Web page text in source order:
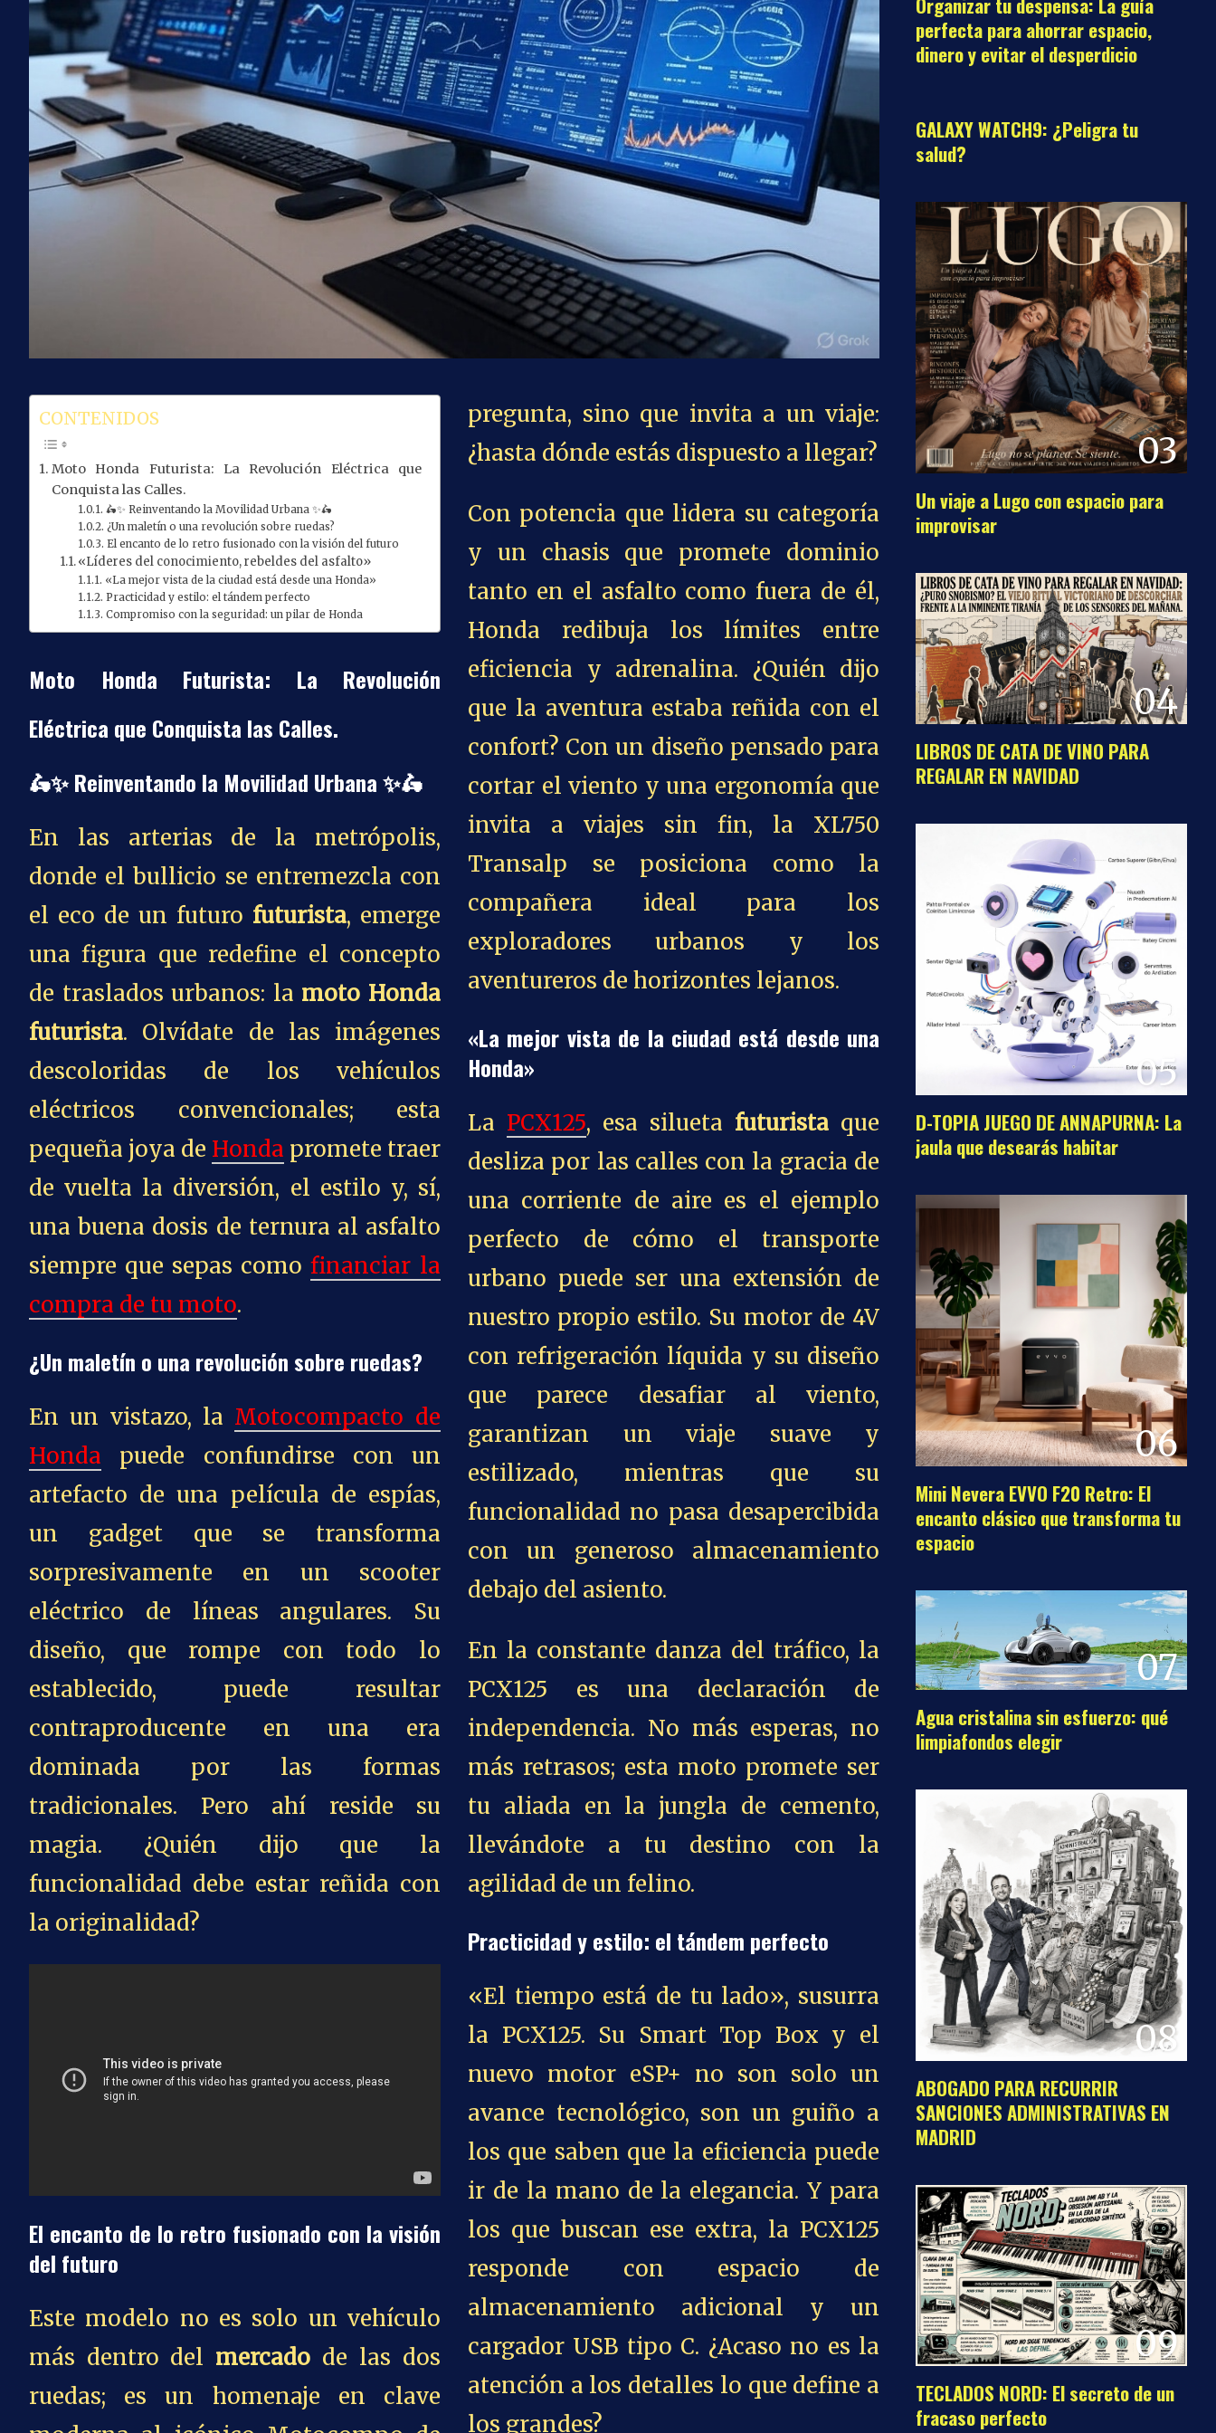
CONTENIDOS
Moto Honda Futurista: La Revolución Eléctrica que
Conquista las Calles.
🛵✨ Reinventando la Movilidad Urbana ✨🛵
¿Un maletín o una revolución sobre ruedas?
El encanto de lo retro fusionado con la visión del futuro
«Líderes del conocimiento, rebeldes del asfalto»
«La mejor vista de la ciudad está desde una Honda»
Practicidad y estilo: el tándem perfecto
Compromiso con la seguridad: un pilar de Honda
Moto Honda Futurista: La Revolución
Eléctrica que Conquista las Calles.
🛵✨Reinventando la Movilidad Urbana✨🛵
En las arterias de la metrópolis,
donde el bullicio se entremezcla con
el eco de un futuro futurista, emerge
una figura que redefine el concepto
de traslados urbanos: la moto Honda
futurista. Olvídate de las imágenes
descoloridas de los vehículos
eléctricos convencionales; esta
pequeña joya de Honda promete traer
de vuelta la diversión, el estilo y, sí,
una buena dosis de ternura al asfalto
siempre que sepas como financiar la
compra de tu moto.
¿Un maletín o una revolución sobre ruedas?
En un vistazo, la Motocompacto de
Honda puede confundirse con un
artefacto de una película de espías,
un gadget que se transforma
sorpresivamente en un scooter
eléctrico de líneas angulares. Su
diseño, que rompe con todo lo
establecido, puede resultar
contraproducente en una era
dominada por las formas
tradicionales. Pero ahí reside su
magia. ¿Quién dijo que la
funcionalidad debe estar reñida con
la originalidad?
El encanto de lo retro fusionado con la visión
del futuro
Este modelo no es solo un vehículo
más dentro del mercado de las dos
ruedas; es un homenaje en clave
pregunta, sino que invita a un viaje:
¿hasta dónde estás dispuesto a llegar?
Con potencia que lidera su categoría
y un chasis que promete dominio
tanto en el asfalto como fuera de él,
Honda redibuja los límites entre
eficiencia y adrenalina. ¿Quién dijo
que la aventura estaba reñida con el
confort? Con un diseño pensado para
cortar el viento y una ergonomía que
invita a viajes sin fin, la XL750
Transalp se posiciona como la
compañera ideal para los
exploradores urbanos y los
aventureros de horizontes lejanos.
«La mejor vista de la ciudad está desde una
Honda»
La PCX125, esa silueta futurista que
desliza por las calles con la gracia de
una corriente de aire es el ejemplo
perfecto de cómo el transporte
urbano puede ser una extensión de
nuestro propio estilo. Su motor de 4V
con refrigeración líquida y su diseño
que parece desafiar al viento,
garantizan un viaje suave y
estilizado, mientras que su
funcionalidad no pasa desapercibida
con un generoso almacenamiento
debajo del asiento.
En la constante danza del tráfico, la
PCX125 es una declaración de
independencia. No más esperas, no
más retrasos; esta moto promete ser
tu aliada en la jungla de cemento,
llevándote a tu destino con la
agilidad de un felino.
Practicidad y estilo: el tándem perfecto
«El tiempo está de tu lado», susurra
la PCX125. Su Smart Top Box y el
nuevo motor eSP+ no son solo un
avance tecnológico, son un guiño a
los que saben que la eficiencia puede
ir de la mano de la elegancia. Y para
los que buscan ese extra, la PCX125
responde con espacio de
almacenamiento adicional y un
cargador USB tipo C. ¿Acaso no es la
atención a los detalles lo que define a
los grandes?
perfecta para ahorrar espacio,
dinero y evitar el desperdicio
GALAXY WATCH9: ¿Peligra tu
salud?
03
Un viaje a Lugo con espacio para
improvisar
04
LIBROS DE CATA DE VINO PARA
REGALAR EN NAVIDAD
05
D-TOPIA JUEGO DE ANNAPURNA: La
jaula que desearás habitar
06
Mini Nevera EVVO F20 Retro: El
encanto clásico que transforma tu
espacio
07
Agua cristalina sin esfuerzo: qué
limpiafondos elegir
08
ABOGADO PARA RECURRIR
SANCIONES ADMINISTRATIVAS EN
MADRID
09
TECLADOS NORD: El secreto de un
fracaso perfecto